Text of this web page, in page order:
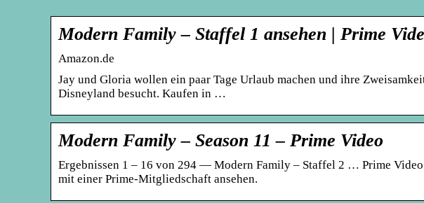
Modern Family – Staffel 1 ansehen | Prime
Amazon.de
Jay und Gloria wollen ein paar Tage Urlaub machen und ihre
Disneyland besucht. Kaufen in …
Modern Family – Season 11 – Prime Video
Ergebnissen 1 – 16 von 294 — Modern Family – Staffel 2 … Prime
mit einer Prime-Mitgliedschaft ansehen.